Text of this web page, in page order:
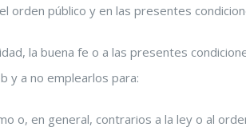
orden público y en las presentes
la buena fe o a las presentes
y a no emplearlos para:
o, en general, contrarios a la ley o al